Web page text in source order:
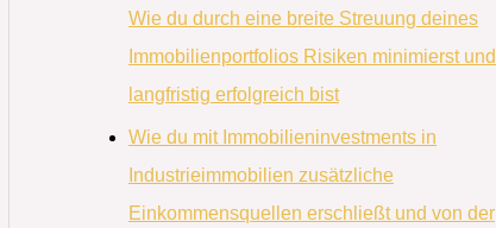
Wie du durch eine breite Streuung deines
Immobilienportfolios Risiken minimierst und
langfristig erfolgreich bist
Wie du mit Immobilieninvestments in
Industrieimmobilien zusätzliche
Einkommensquellen erschließt und von der